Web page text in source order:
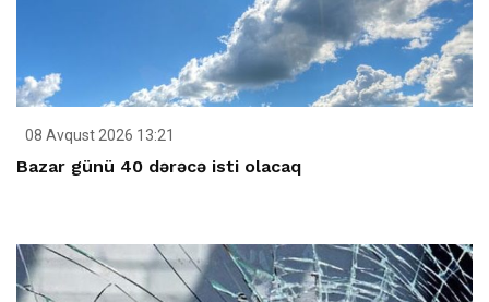
08 Avqust 2026 13:21
Bazar günü 40 dərəcə isti olacaq